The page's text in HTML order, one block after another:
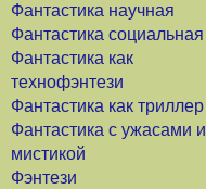
Фантастика научная
Фантастика социальная
Фантастика как
технофэнтези
Фантастика как триллер
Фантастика с ужасами и
мистикой
Фэнтези